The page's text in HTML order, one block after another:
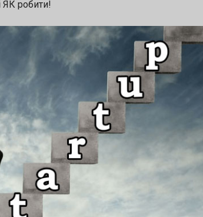
презентувати проєкт інвесторам
конкурсу 🏆 грошову нагороду $5
програмах та менторську
Кібербезпека 🔹 Водні ресурси 📅
Подати заявку:
робити!